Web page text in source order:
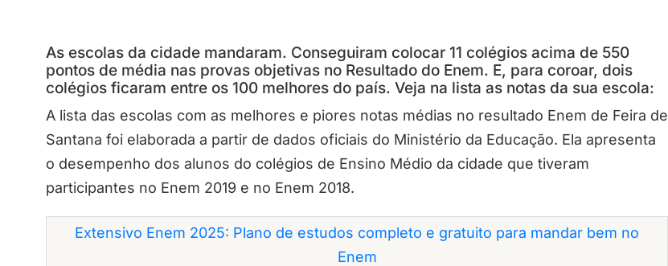
As escolas da cidade mandaram. Conseguiram colocar 11 colégios acima de 550
pontos de média nas provas objetivas no Resultado do Enem. E, para coroar, dois
colégios ficaram entre os 100 melhores do país. Veja na lista as notas da sua escola:
A lista das escolas com as melhores e piores notas médias no resultado Enem de Feira de
Santana foi elaborada a partir de dados oficiais do Ministério da Educação. Ela apresenta
o desempenho dos alunos do colégios de Ensino Médio da cidade que tiveram
participantes no Enem 2019 e no Enem 2018.
Extensivo Enem 2025: Plano de estudos completo e gratuito para mandar bem no
Enem